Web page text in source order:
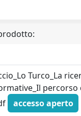
Turco_La
percorso
accesso aperto